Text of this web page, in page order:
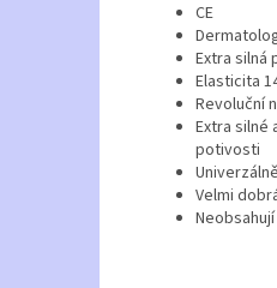
CE
Extra silná
Elasticita
Revoluční
Extra silné
potivosti
Velmi